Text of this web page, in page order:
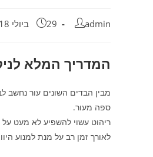
admin 29 ביולי 2018
המדריך המלא
מבין הבדים השונים עור נחשב
ספה מעור.
ריהוט עשוי להשפיע לא מעט
לאורך זמן רב על מנת למנוע